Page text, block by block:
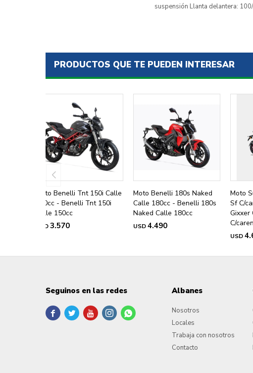
suspensión Llanta delantera:
PRODUCTOS QUE TE PUEDEN INTERESAR
Moto Benelli Tnt 150i Calle
150cc - Benelli Tnt 150i
Calle 150cc
USD3.570
Moto Benelli 180s Naked
Calle 180cc - Benelli 180s
Naked Calle 180cc
USD 4.490
Moto
Sf C/
Gixxer
C/
USD
Albanes
Nosotros
Locales
Trabaja con nosotros
Contacto
Seguinos en las redes
    